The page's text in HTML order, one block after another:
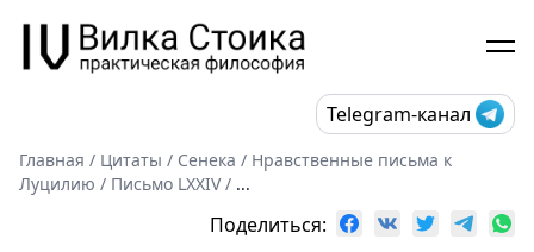
Telegram-канал
Главная / Цитаты / Сенека / Нравственные письма к
Луцилию / Письмо LXXIV/ ...
Поделиться: